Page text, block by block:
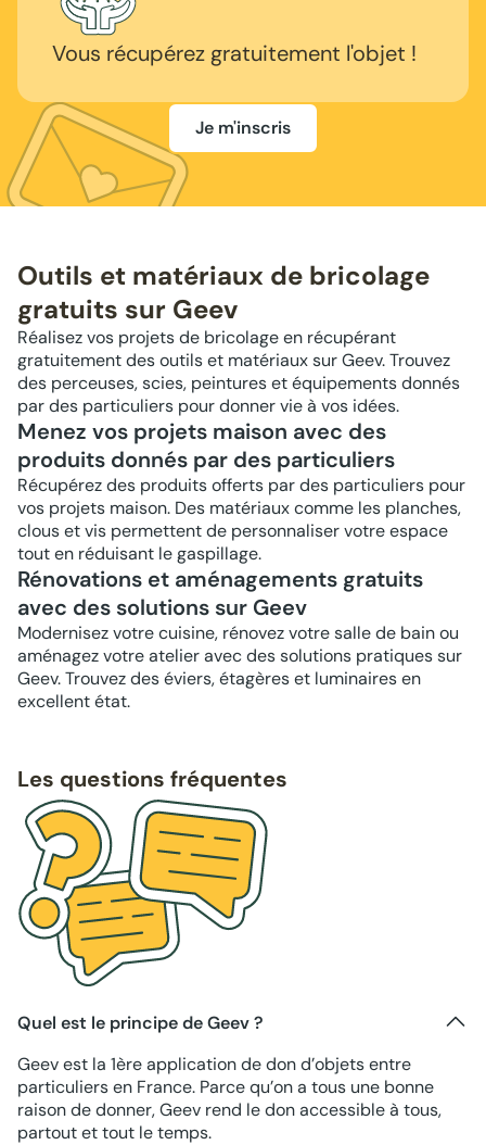
Vous récupérez gratuitement l'objet !
Je m'inscris
Outils et matériaux de bricolage
gratuits sur Geev
Réalisez vos projets de bricolage en récupérant
gratuitement des outils et matériaux sur Geev. Trouvez
des perceuses, scies, peintures et équipements donnés
par des particuliers pour donner vie à vos idées.
Menez vos projets maison avec des
produits donnés par des particuliers
Récupérez des produits offerts par des particuliers pour
vos projets maison. Des matériaux comme les planches,
clous et vis permettent de personnaliser votre espace
tout en réduisant le gaspillage.
Rénovations et aménagements gratuits
avec des solutions sur Geev
Modernisez votre cuisine, rénovez votre salle de bain ou
aménagez votre atelier avec des solutions pratiques sur
Geev. Trouvez des éviers, étagères et luminaires en
excellent état.
Les questions fréquentes
Quel est le principe de Geev ?
Geev est la 1ère application de don d’objets entre
particuliers en France. Parce qu’on a tous une bonne
raison de donner, Geev rend le don accessible à tous,
partout et tout le temps.